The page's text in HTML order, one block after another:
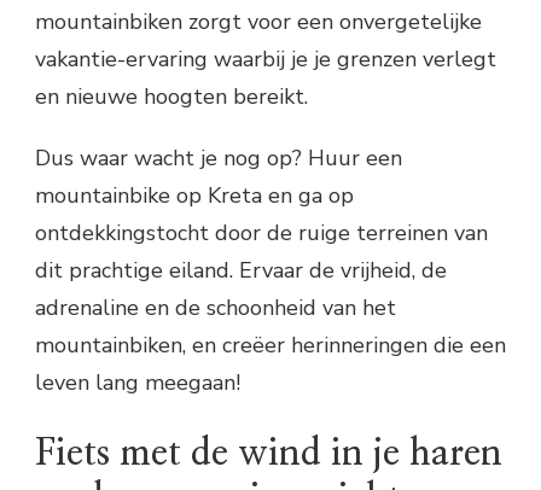
mountainbiken zorgt voor een onvergetelijke
vakantie-ervaring waarbij je je grenzen verlegt
en nieuwe hoogten bereikt.
Dus waar wacht je nog op? Huur een
mountainbike op Kreta en ga op
ontdekkingstocht door de ruige terreinen van
dit prachtige eiland. Ervaar de vrijheid, de
adrenaline en de schoonheid van het
mountainbiken, en creëer herinneringen die een
leven lang meegaan!
Fiets met de wind in je haren